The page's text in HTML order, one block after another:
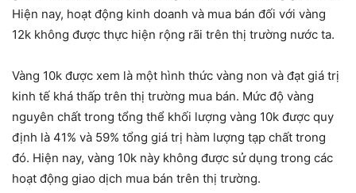
Hiện nay, hoạt động kinh doanh và mua bán đối với vàng
12k không được thực hiện rộng rãi trên thị trường nước ta.
Vàng 10k được xem là một hình thức vàng non và đạt giá trị
kinh tế khá thấp trên thị trường mua bán. Mức độ vàng
nguyên chất trong tổng thể khối lượng vàng 10k được quy
định là 41% và 59% tổng giá trị hàm lượng tạp chất trong
đó. Hiện nay, vàng 10k này không được sử dụng trong các
hoạt động giao dịch mua bán trên thị trường.